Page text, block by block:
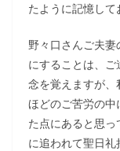
たように記憶して
野々口さんご夫
にすることは、
念を覚えますが
ほどのご苦労の中
た点にあると思
に追われて聖日